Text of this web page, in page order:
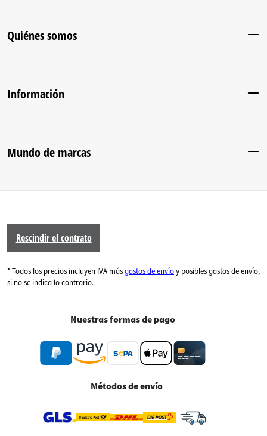
Quiénes somos
Información
Mundo de marcas
Rescindir el contrato
* Todos los precios incluyen IVA másgastos de envíoy posibles gastos de envío,
si no se indica lo contrario.
Nuestras formas de pago
Métodos de envío